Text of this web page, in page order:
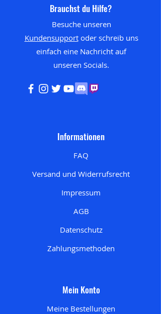
Brauchst du Hilfe?
Besuche unseren
Kundensupportoder schreib uns
einfach eine Nachricht auf
unseren Socials.
Informationen
FAQ
Versand und Widerrufsrecht
Impressum
AGB
Datenschutz
Zahlungsmethoden
Mein Konto
Meine Bestellungen